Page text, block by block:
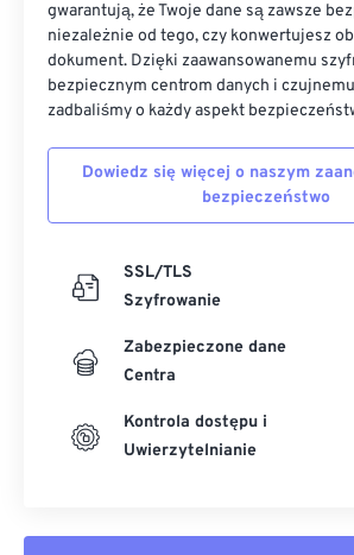
gwarantują, że Twoje dane są zawsze
niezależnie od tego, czy konwertujesz
dokument. Dzięki zaawansowanemu
bezpiecznym centrom danych i
zadbaliśmy o każdy aspekt
Dowiedz się więcej o naszym
bezpieczeństwo
SSL/TLS
Szyfrowanie
Zabezpieczone dane
Centra
Kontrola dostępu i
Uwierzytelnianie